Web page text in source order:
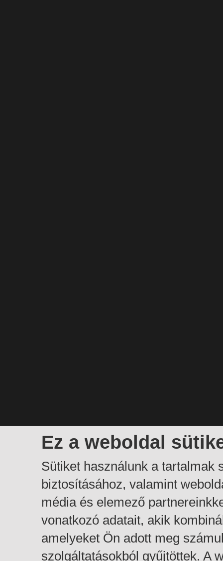
Ez a weboldal
Sütiket használunk a tartalmak
biztosításához, valamint
média és elemező
vonatkozó adatait, akik
amelyeket Ön adott meg
szolgáltatásokból gyűjtöttek. A